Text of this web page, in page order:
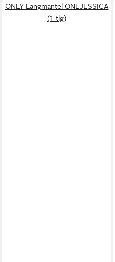
ONLY Langmantel ONLJESSICA
(1-tlg)